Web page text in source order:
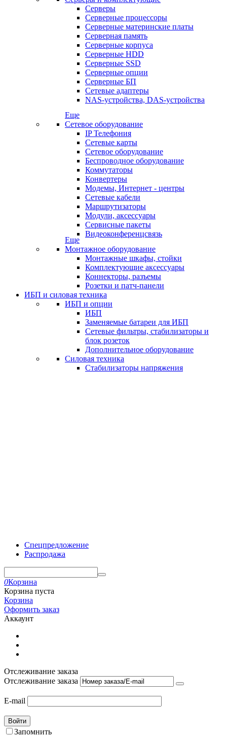
Серверы
Серверные процессоры
Серверные материнские платы
Серверная память
Серверные корпуса
Серверные HDD
Серверные SSD
Серверные опции
Серверные БП
Сетевые адаптеры
NAS-устройства, DAS-устройства
Еще
Сетевое оборудование
IP Телефония
Сетевые карты
Сетевое оборудование
Беспроводное оборудование
Коммутаторы
Конвертеры
Модемы, Интернет - центры
Сетевые кабели
Маршрутизаторы
Модули, аксессуары
Сервисные пакеты
Видеоконференцсвязь
Еще
Монтажное оборудование
Монтажные шкафы, стойки
Комплектующие аксессуары
Коннекторы, разъемы
Розетки и патч-панели
ИБП и силовая техника
ИБП и опции
ИБП
Заменяемые батареи для ИБП
Сетевые фильтры, стабилизаторы и
блок розеток
Дополнительное оборудование
Силовая техника
Стабилизаторы напряжения
Спецпредложение
Распродажа
0Корзина
Корзина пуста
Корзина
Оформить заказ
Аккаунт
Отслеживание заказа
Отслеживание заказа
E-mail
Войти
Запомнить